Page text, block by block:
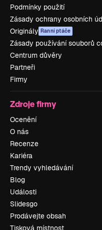
Podmínky použití
Zásady ochrany osobních
Originály Ranní ptáče
Zásady používání souborů
Centrum důvěry
Partneři
Firmy
Zdroje firmy
Ocenění
O nás
Recenze
Kariéra
Trendy vyhledávání
Blog
Události
Slidesgo
Prodávejte obsah
Tisková místnost